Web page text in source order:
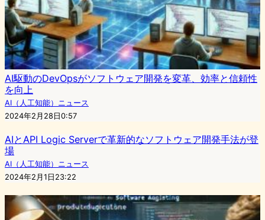
AI駆動のDevOpsがソフトウェア開発を変革、効率と信頼性
を向上
AI（人工知能）ニュース
2024年2月28日0:57
AIとAPI Logic Serverで革新的なソフトウェア開発手法が登
場
AI（人工知能）ニュース
2024年2月1日23:22